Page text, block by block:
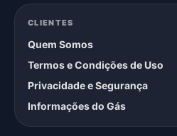
CLIENTES
Quem Somos
Termos e Condições de Uso
Privacidade e Segurança
Informações do Gás